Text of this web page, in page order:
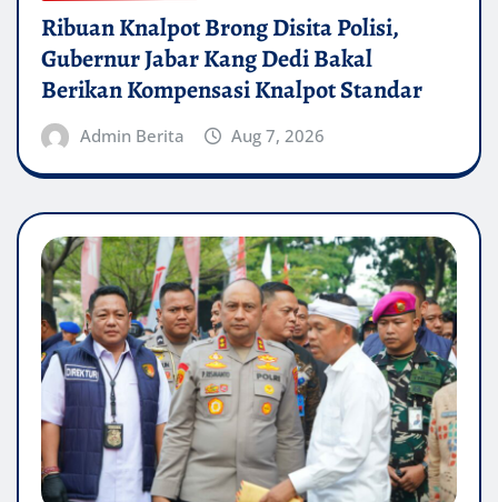
Ribuan Knalpot Brong Disita Polisi,
Gubernur Jabar Kang Dedi Bakal
Berikan Kompensasi Knalpot Standar
Admin Berita Aug 7, 2026